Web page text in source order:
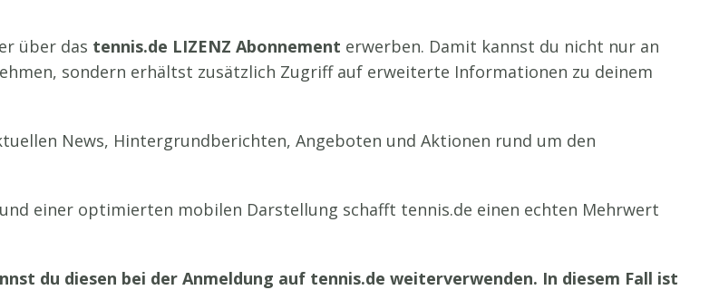
über das tennis.de LIZENZ Abonnement erwerben. Damit kannst du nicht nur an
sondern erhältst zusätzlich Zugriff auf erweiterte Informationen zu deinem
News, Hintergrundberichten, Angeboten und Aktionen rund um den
einer optimierten mobilen Darstellung schafft tennis.de einen echten Mehrwert
du diesen bei der Anmeldung auf tennis.de weiterverwenden. In diesem Fall ist